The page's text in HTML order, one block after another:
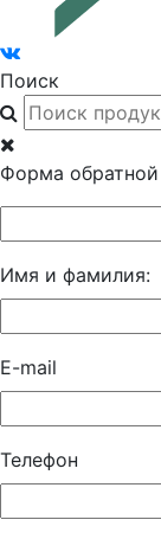
Поиск
Форма обратной
Имя и фамилия:
E-mail
Телефон